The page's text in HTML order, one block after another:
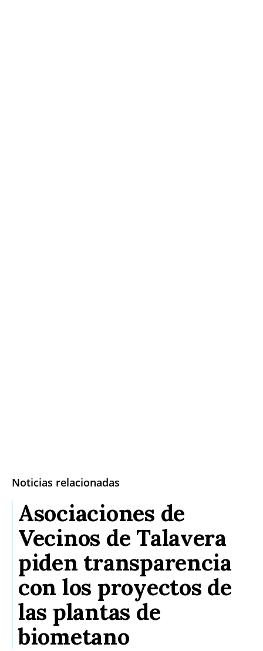
Noticias relacionadas
Asociaciones de
Vecinos de Talavera
piden transparencia
con los proyectos de
las plantas de
biometano